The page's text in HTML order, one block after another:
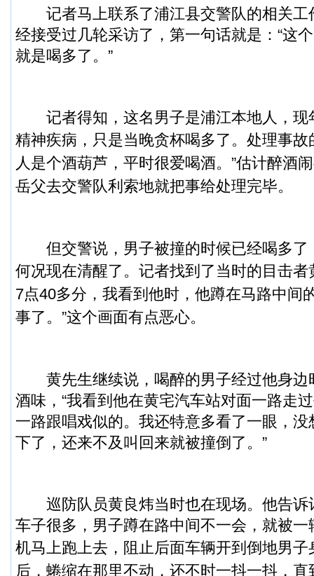
记者马上联系了浦江县交警队的相关工
经接受过几轮采访了，第一句话就是：“这
就是喝多了。”
记者得知，这名男子是浦江本地人，现
精神疾病，只是当晚贪杯喝多了。 处理事故
人是个酒葫芦，平时很爱喝酒。”估计醉酒
岳父去交警队利索地就把事给处理完毕。
但交警说，男子被撞的时候已经喝多了
何况现在清醒了。记者找到了当时的目击者
7点40多分，我看到他时，他蹲在马路中间
事了。”这个画面有点恶心。
黄先生继续说，喝醉的男子经过他身边
酒味，“我看到他在黄宅汽车站对面一路走
一路跟唱戏似的。我还特意多看了一眼，
下了，还来不及叫回来就被撞倒了。”
巡防队员黄良炜当时也在现场。他告诉
车子很多，男子蹲在路中间不一会，就被
机马上跑上去，阻止后面车辆开到倒地男子
后，蜷缩在那里不动，还不时一抖一抖，